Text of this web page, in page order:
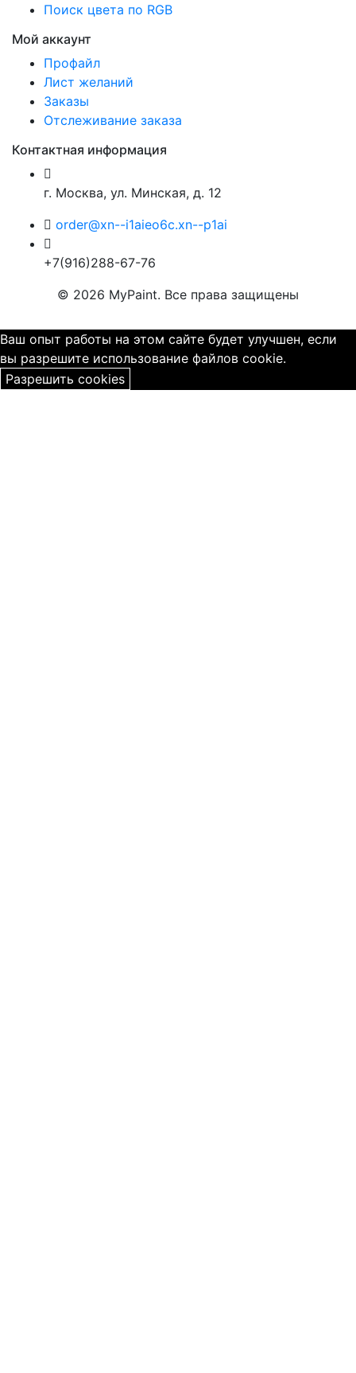
Поиск цвета по RGB
Мой аккаунт
Профайл
Лист желаний
Заказы
Отслеживание заказа
Контактная информация
г. Москва, ул. Минская, д. 12
order@xn--i1aieo6c.xn--p1ai
+7(916)288-67-76
© 2026 MyPaint. Все права защищены
Ваш опыт работы на этом сайте будет улучшен, если
вы разрешите использование файлов cookie.
Разрешить cookies